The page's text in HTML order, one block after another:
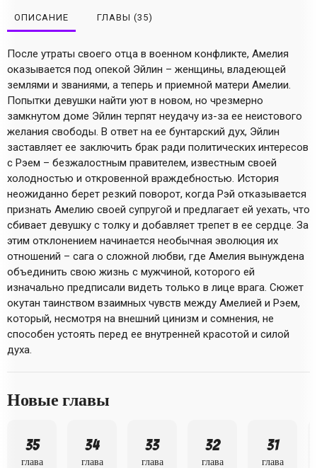
ОПИСАНИЕ ГЛАВЫ (35)
После утраты своего отца в военном конфликте, Амелия
оказывается под опекой Эйлин – женщины, владеющей
землями и званиями, а теперь и приемной матери Амелии.
Попытки девушки найти уют в новом, но чрезмерно
замкнутом доме Эйлин терпят неудачу из-за ее неистового
желания свободы. В ответ на ее бунтарский дух, Эйлин
заставляет ее заключить брак ради политических интересов
с Рэем – безжалостным правителем, известным своей
холодностью и откровенной враждебностью. История
неожиданно берет резкий поворот, когда Рэй отказывается
признать Амелию своей супругой и предлагает ей уехать, что
сбивает девушку с толку и добавляет трепет в ее сердце. За
этим отклонением начинается необычная эволюция их
отношений – сага о сложной любви, где Амелия вынуждена
объединить свою жизнь с мужчиной, которого ей
изначально предписали видеть только в лице врага. Сюжет
окутан таинством взаимных чувств между Амелией и Рэем,
который, несмотря на внешний цинизм и сомнения, не
способен устоять перед ее внутренней красотой и силой
духа.
Новые главы
35
глава
34
глава
33
глава
32
глава
31
глава